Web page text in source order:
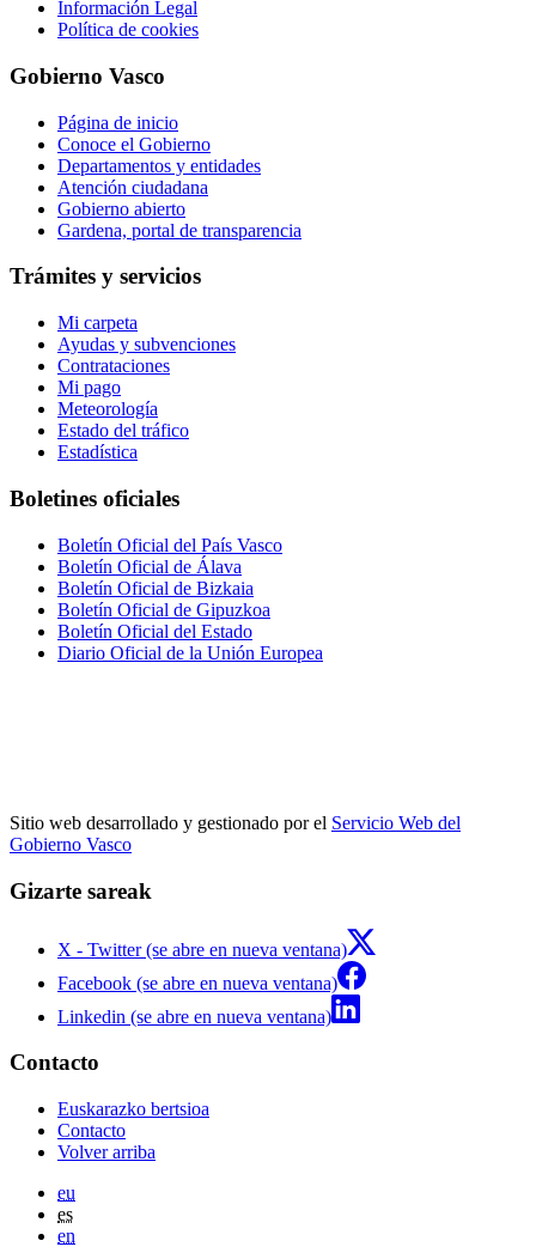
Información Legal
Política de cookies
Gobierno Vasco
Página de inicio
Conoce el Gobierno
Departamentos y entidades
Atención ciudadana
Gobierno abierto
Gardena, portal de transparencia
Trámites y servicios
Mi carpeta
Ayudas y subvenciones
Contrataciones
Mi pago
Meteorología
Estado del tráfico
Estadística
Boletines oficiales
Boletín Oficial del País Vasco
Boletín Oficial de Álava
Boletín Oficial de Bizkaia
Boletín Oficial de Gipuzkoa
Boletín Oficial del Estado
Diario Oficial de la Unión Europea
Sitio web desarrollado y gestionado por el Servicio Web del
Gobierno Vasco
Gizarte sareak
X - Twitter (se abre en nueva ventana)
Facebook (se abre en nueva ventana)
Linkedin (se abre en nueva ventana)
Contacto
Euskarazko bertsioa
Contacto
Volver arriba
eu
es
en